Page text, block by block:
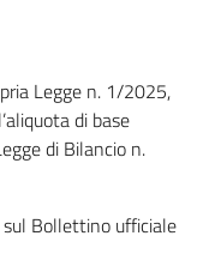
Legge n. 1/2025,
di base
di Bilancio n.
Bollettino ufficiale